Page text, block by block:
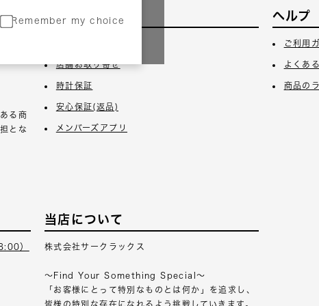
Remember my choice
る商
とな
サービス
店舗お取り寄せ
時計保証
安心保証(返品)
メンバーズアプリ
ヘルプ
ご利用
よくあ
商品の
）
当店について
株式会社サークラックス
～Find Your Something Special～
「お客様にとって特別なものとは何か」を追求し、
皆様の特別な存在になれるよう挑戦していきます。